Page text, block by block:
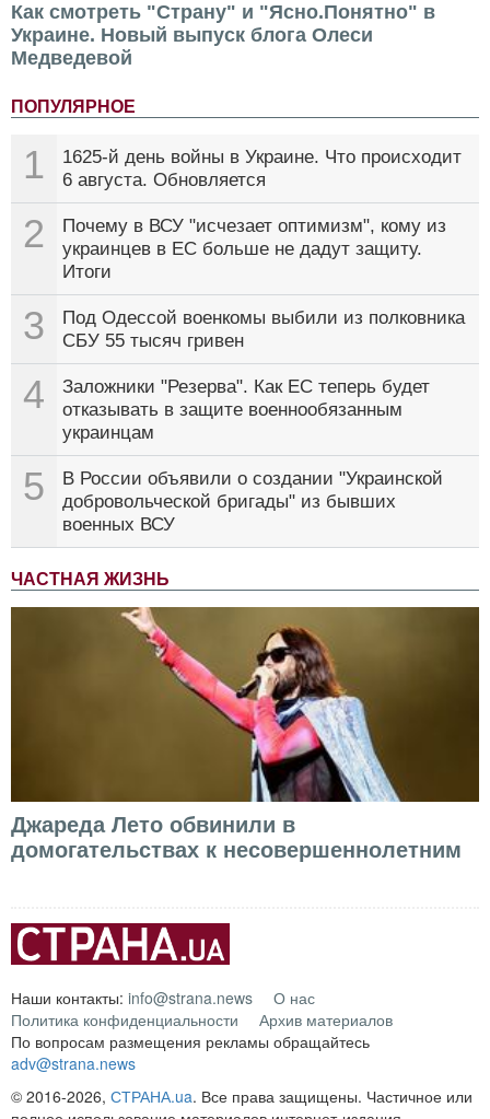
Как смотреть "Страну" и "Ясно.Понятно" в
Украине. Новый выпуск блога Олеси
Медведевой
ПОПУЛЯРНОЕ
1
1625-й день войны в Украине. Что происходит
6 августа. Обновляется
2
Почему в ВСУ "исчезает оптимизм", кому из
украинцев в ЕС больше не дадут защиту.
Итоги
3
Под Одессой военкомы выбили из полковника
СБУ 55 тысяч гривен
4
Заложники "Резерва". Как ЕС теперь будет
отказывать в защите военнообязанным
украинцам
5
В России объявили о создании "Украинской
добровольческой бригады" из бывших
военных ВСУ
ЧАСТНАЯ ЖИЗНЬ
Джареда Лето обвинили в
домогательствах к несовершеннолетним
Наши контакты: info@strana.news
О нас
Политика конфиденциальности
Архив материалов
По вопросам размещения рекламы обращайтесь
adv@strana.news
© 2016-2026, СТРАНА.ua. Все права защищены. Частичное или